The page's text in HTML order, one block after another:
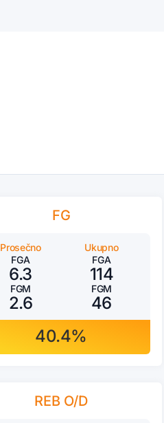
FG
Prosečno
FGA
6.3
FGM
2.6
Ukupno
FGA
114
FGM
46
40.4%
REB O/D